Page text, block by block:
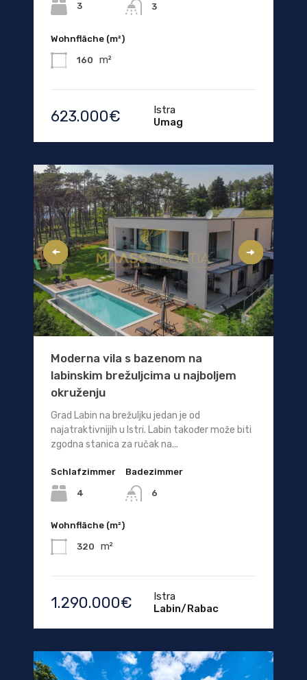
3 3
Wohnfläche (m²)
160 m²
623.000€
Istra
Umag
Moderna vila s bazenom na
labinskim brežuljcima u najboljem
okruženju
Grad Labin na brežuljku jedan je od
najatraktivnijih u Istri. Labin također može biti
zgodna stanica za ručak na...
Schlafzimmer
4
Badezimmer
6
Wohnfläche (m²)
320 m²
1.290.000€
Istra
Labin/Rabac